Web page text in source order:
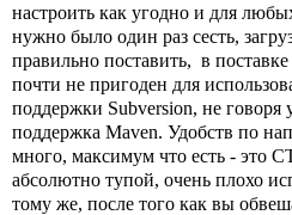
настроить как угодно и для
нужно было один раз сесть,
правильно поставить,  в
почти не пригоден для
поддержки Subversion, не говоря
поддержка Maven. Удобств по
много, максимум что есть - это
абсолютно тупой, очень плохо
тому же, после того как вы